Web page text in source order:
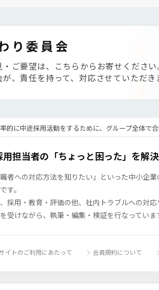
り委員会
ご要望は、こちらからお寄せください
、責任を持って、対応させていただき
的に中途採用活動をするために、グループ全体で
担当者の「ちょっと困った」を解決
者への対応方法を知りたい」といった中小企
す。
採用・教育・評価の他、社内トラブルへの
受けながら、執筆・編集・検証を行なっていま
イトのご利用にあたって 会員規約について